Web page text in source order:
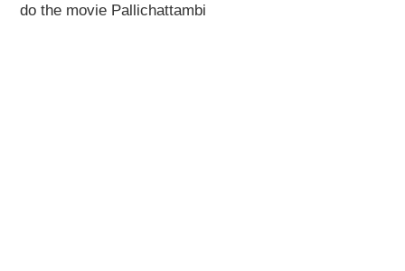
do the movie Pallichattambi